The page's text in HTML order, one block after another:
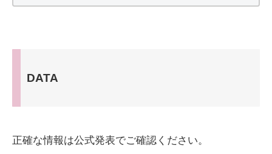
DATA
正確な情報は公式発表でご確認ください。